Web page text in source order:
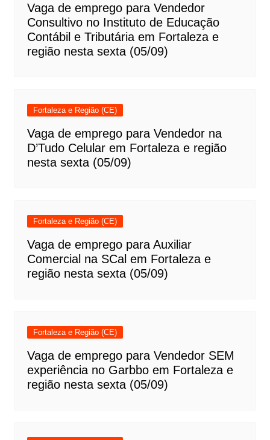
Vaga de emprego para Vendedor
Consultivo no Instituto de Educação
Contábil e Tributária em Fortaleza e
região nesta sexta (05/09)
Fortaleza e Região (CE)
Vaga de emprego para Vendedor na
D’Tudo Celular em Fortaleza e região
nesta sexta (05/09)
Fortaleza e Região (CE)
Vaga de emprego para Auxiliar
Comercial na SCal em Fortaleza e
região nesta sexta (05/09)
Fortaleza e Região (CE)
Vaga de emprego para Vendedor SEM
experiência no Garbbo em Fortaleza e
região nesta sexta (05/09)